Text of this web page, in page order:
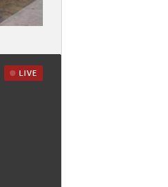
LIVE